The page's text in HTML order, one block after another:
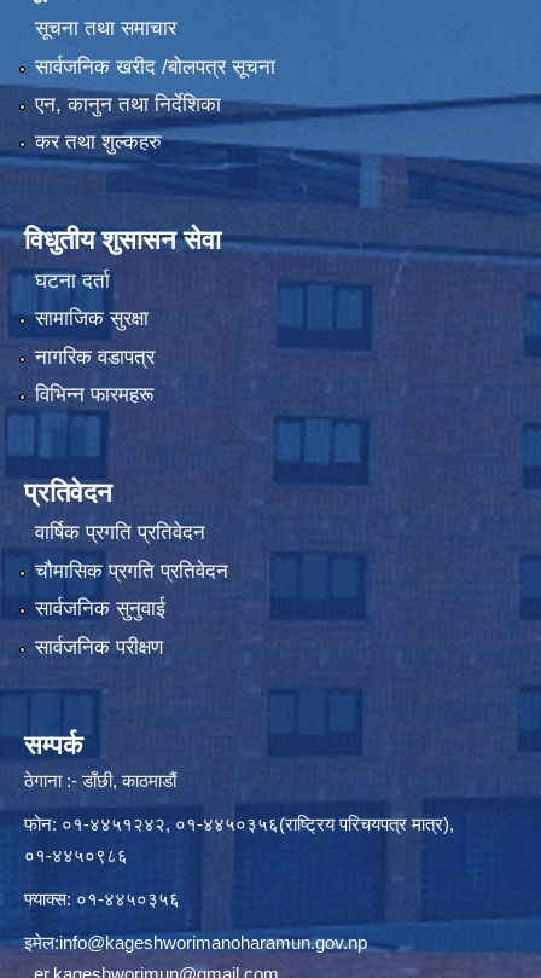
सूचना तथा समाचार
सार्वजनिक खरीद /बोलपत्र सूचना
एन, कानुन तथा निर्देशिका
कर तथा शुल्कहरु
विधुतीय शुसासन सेवा
घटना दर्ता
सामाजिक सुरक्षा
नागरिक वडापत्र
विभिन्न फारमहरू
प्रतिवेदन
वार्षिक प्रगति प्रतिवेदन
चौमासिक प्रगति प्रतिवेदन
सार्वजनिक सुनुवाई
सार्वजनिक परीक्षण
सम्पर्क
ठेगाना :- डाँछी, काठमाडौं
फोन: ०१-४४५१२४२, ०१-४४५०३५६(राष्ट्रिय परिचयपत्र मात्र),
०१-४४५०९८६
फ्याक्स: ०१-४४५०३५६
इमेल:info@kageshworimanoharamun.gov.np
er.kageshworimun@gmail.com